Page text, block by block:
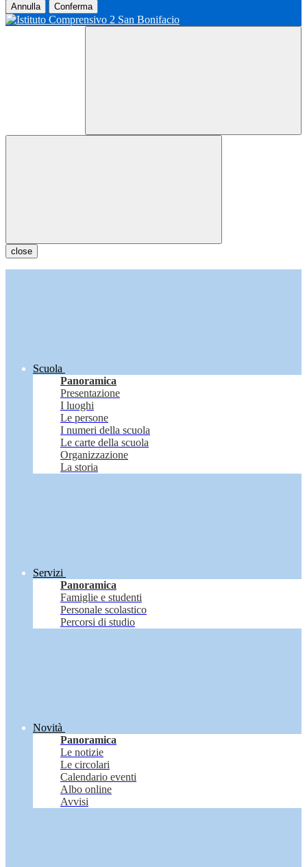
Annulla Conferma
close
Scuola
Panoramica
Presentazione
I luoghi
Le persone
I numeri della scuola
Le carte della scuola
Organizzazione
La storia
Servizi
Panoramica
Famiglie e studenti
Personale scolastico
Percorsi di studio
Novità
Panoramica
Le notizie
Le circolari
Calendario eventi
Albo online
Avvisi